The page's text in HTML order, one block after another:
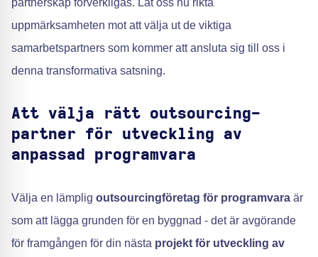
partnerskap förverkligas. Låt oss nu rikta
uppmärksamheten mot att välja ut de viktiga
samarbetspartners som kommer att ansluta sig till oss i
denna transformativa satsning.
Att välja rätt outsourcing-
partner för utveckling av
anpassad programvara
Välja en lämplig outsourcingföretag för programvara är
som att lägga grunden för en byggnad - det är avgörande
för framgången för din nästa projekt för utveckling av